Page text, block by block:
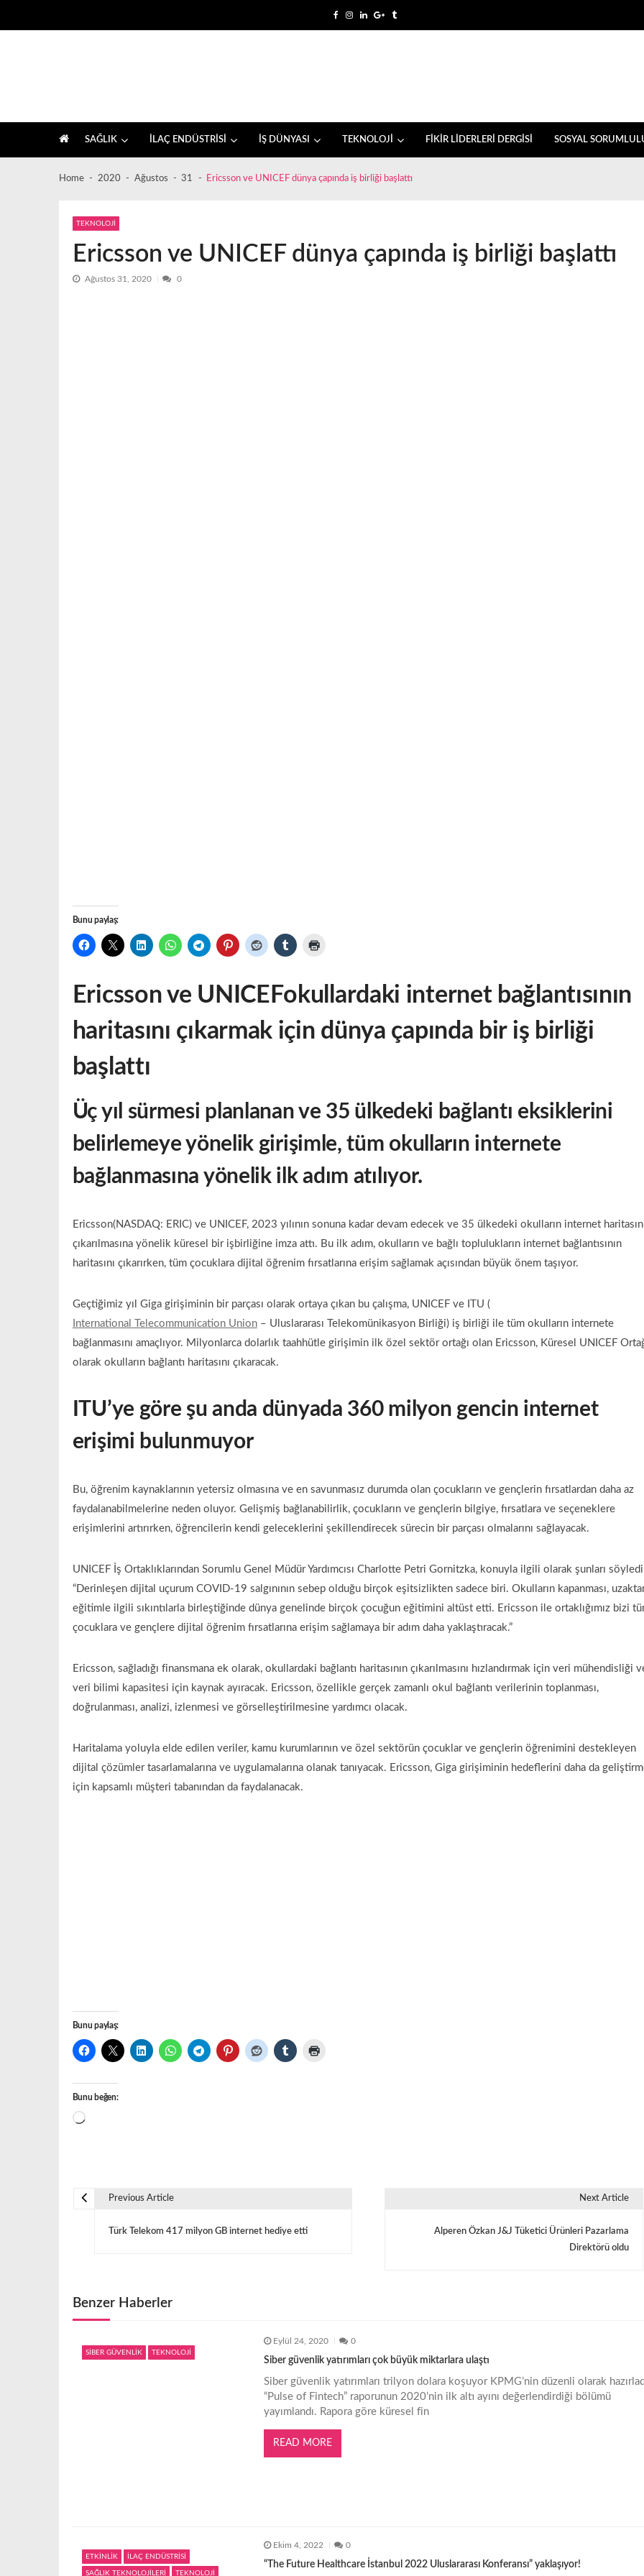
navigation
content
SAĞLIK İLAÇ ENDÜSTRİSİ İŞ DÜNYASI TEKNOLOJİ FİKİR LİDERLERİ DERGİSİ SOSYAL
Home 2020 Ağustos 31 Ericsson ve UNICEF dünya çapında iş birliği başlattı
TEKNOLOJİ
Ericsson ve UNICEF dünya çapında iş birliği başlattı
Ağustos 31, 2020 0
Bunu paylaş:
Ericsson ve UNICEFokullardaki internet bağlantısının
haritasını çıkarmak için dünya çapında bir iş birliği
başlattı
Üç yıl sürmesi planlanan ve 35 ülkedeki bağlantı eksiklerini
belirlemeye yönelik girişimle, tüm okulların internete
bağlanmasına yönelik ilk adım atılıyor.
Ericsson(NASDAQ: ERIC) ve UNICEF, 2023 yılının sonuna kadar devam edecek ve 35 ülkedeki okulların internet
çıkarılmasına yönelik küresel bir işbirliğine imza attı. Bu ilk adım, okulların ve bağlı toplulukların internet bağlantısının
haritasını çıkarırken, tüm çocuklara dijital öğrenim fırsatlarına erişim sağlamak açısından büyük önem taşıyor.
Geçtiğimiz yıl Giga girişiminin bir parçası olarak ortaya çıkan bu çalışma, UNICEF ve ITU (
International Telecommunication Union– Uluslararası Telekomünikasyon Birliği) iş birliği ile tüm okulların internete
bağlanmasını amaçlıyor. Milyonlarca dolarlık taahhütle girişimin ilk özel sektör ortağı olan Ericsson, Küresel UNICEF
olarak okulların bağlantı haritasını çıkaracak.
ITU’ye göre şu anda dünyada 360 milyon gencin internet
erişimi bulunmuyor
Bu, öğrenim kaynaklarının yetersiz olmasına ve en savunmasız durumda olan çocukların ve gençlerin fırsatlardan daha az
faydalanabilmelerine neden oluyor. Gelişmiş bağlanabilirlik, çocukların ve gençlerin bilgiye, fırsatlara ve seçeneklere
erişimlerini artırırken, öğrencilerin kendi geleceklerini şekillendirecek sürecin bir parçası olmalarını sağlayacak.
UNICEF İş Ortaklıklarından Sorumlu Genel Müdür Yardımcısı Charlotte Petri Gornitzka, konuyla ilgili olarak şunları
“Derinleşen dijital uçurum COVID-19 salgınının sebep olduğu birçok eşitsizlikten sadece biri. Okulların kapanması,
eğitimle ilgili sıkıntılarla birleştiğinde dünya genelinde birçok çocuğun eğitimini altüst etti. Ericsson ile ortaklığımız bizi
çocuklara ve gençlere dijital öğrenim fırsatlarına erişim sağlamaya bir adım daha yaklaştıracak.”
Ericsson, sağladığı finansmana ek olarak, okullardaki bağlantı haritasının çıkarılmasını hızlandırmak için veri mühendisliği
veri bilimi kapasitesi için kaynak ayıracak. Ericsson, özellikle gerçek zamanlı okul bağlantı verilerinin toplanması,
doğrulanması, analizi, izlenmesi ve görselleştirilmesine yardımcı olacak.
Haritalama yoluyla elde edilen veriler, kamu kurumlarının ve özel sektörün çocuklar ve gençlerin öğrenimini destekleyen
dijital çözümler tasarlamalarına ve uygulamalarına olanak tanıyacak. Ericsson, Giga girişiminin hedeflerini daha da
için kapsamlı müşteri tabanından da faydalanacak.
Bunu paylaş:
Bunu beğen:
Yükleniyor...
ı
g
Previous Article
Türk Telekom 417 milyon GB internet hediye etti
Next Article
Alperen Özkan J&J Tüketici Ürünleri Pazarlama
Direktörü oldu
Benzer Haberler
SİBER GÜVENLİK TEKNOLOJİ
Eylül 24, 2020 0
Siber güvenlik yatırımları çok büyük miktarlara ulaştı
Siber güvenlik yatırımları trilyon dolara koşuyor KPMG’nin düzenli olarak
“Pulse of Fintech” raporunun 2020’nin ilk altı ayını değerlendirdiği bölümü
yayımlandı. Rapora göre küresel fin
READ MORE
ETKİNLİK İLAÇ ENDÜSTRİSİ
SAĞLIK TEKNOLOJİLERİ TEKNOLOJİ
Ekim 4, 2022 0
“The Future Healthcare İstanbul 2022 Uluslararası Konferansı” yaklaşıyor!